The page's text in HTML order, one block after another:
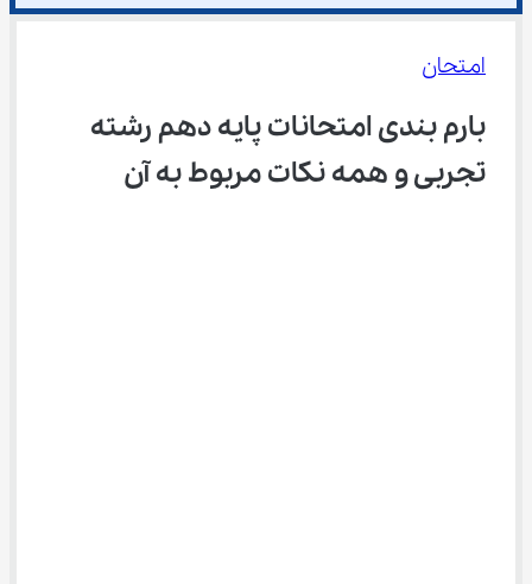
امتحان
بارم‌ بندی امتحانات پایه دهم رشته
تجربی و همه نکات مربوط به آن